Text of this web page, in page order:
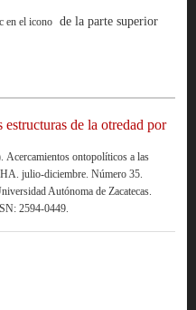
en el icono
de la parte superior
de la otredad por
Acercamientos ontopolíticos a las
julio-diciembre. Número 35.
Autónoma de Zacatecas.
2594-0449.